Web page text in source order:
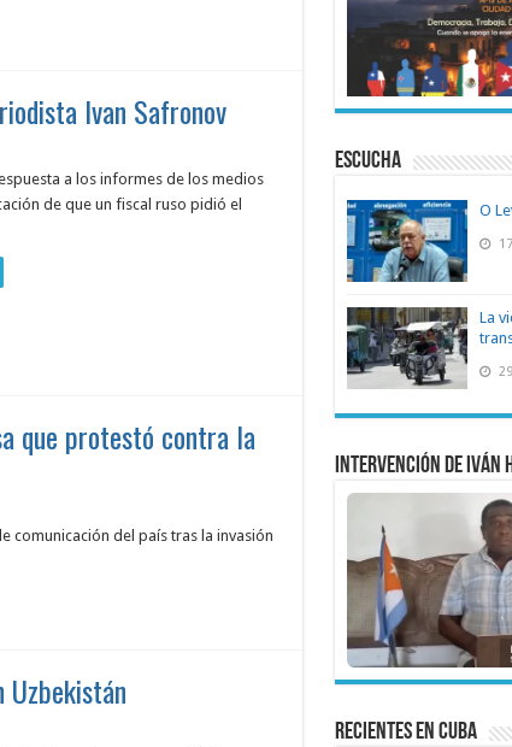
Ivan Safronov
a los informes de los medios
de que un fiscal ruso pidió el
que protestó contra la
comunicación del país tras la invasión
Uzbekistán
ESCUCHA
O
La
Intervención de Iván
recientes en cuba